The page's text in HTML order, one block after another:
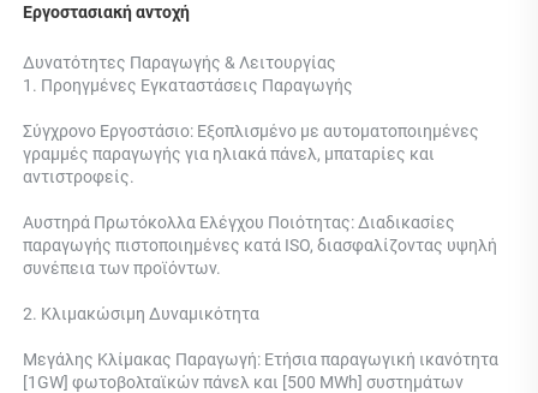
Εργοστασιακή αντοχή
Δυνατότητες Παραγωγής & Λειτουργίας
1. Προηγμένες Εγκαταστάσεις Παραγωγής
Σύγχρονο Εργοστάσιο: Εξοπλισμένο με αυτοματοποιημένες
γραμμές παραγωγής για ηλιακά πάνελ, μπαταρίες και
αντιστροφείς.
Αυστηρά Πρωτόκολλα Ελέγχου Ποιότητας: Διαδικασίες
παραγωγής πιστοποιημένες κατά ISO, διασφαλίζοντας υψηλή
συνέπεια των προϊόντων.
2. Κλιμακώσιμη Δυναμικότητα
Μεγάλης Κλίμακας Παραγωγή: Ετήσια παραγωγική ικανότητα
[1GW] φωτοβολταϊκών πάνελ και [500 MWh] συστημάτων